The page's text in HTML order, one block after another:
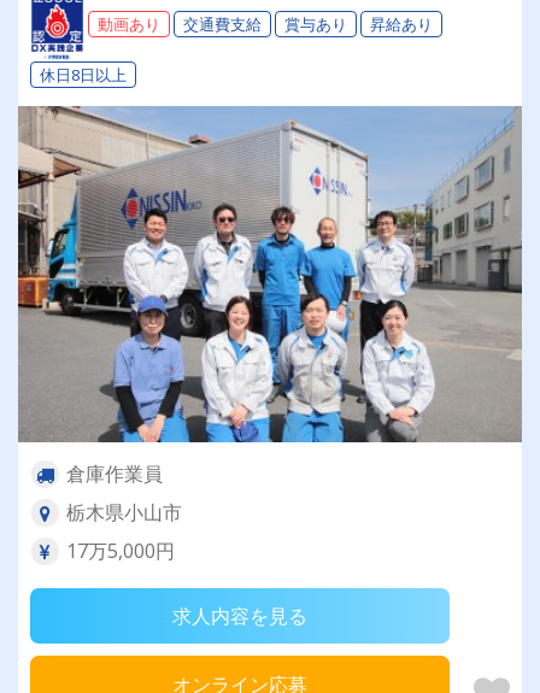
動画あり 交通費支給 賞与あり 昇給あり
休日8日以上
倉庫作業員
栃木県小山市
17万5,000円
求人内容を見る
オンライン応募